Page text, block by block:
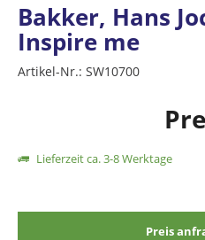
Bakker, Hans
Inspire me
Artikel-Nr.: SW10700
Lieferzeit ca. 3-8 Werktage
Preis